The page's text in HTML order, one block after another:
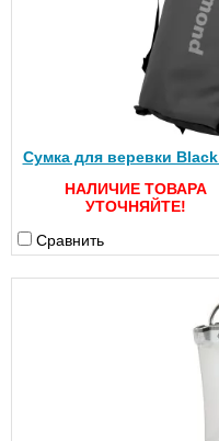
Сумка для веревки
НАЛИЧИЕ ТОВАРА
УТОЧНЯЙТЕ!
Сравнить